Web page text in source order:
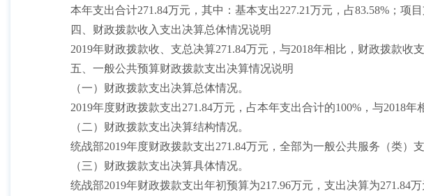
本年支出合计271.84万元，其中：基本支出227.21万元，占83.58%；项目
四、财政拨款收入支出决算总体情况说明
2019年财政拨款收、支总决算271.84万元，与2018年相比，财政拨款收
五、一般公共预算财政拨款支出决算情况说明
（一）财政拨款支出决算总体情况。
2019年度财政拨款支出271.84万元，占本年支出合计的100%，与2018
（二）财政拨款支出决算结构情况。
统战部2019年度财政拨款支出271.84万元，全部为一般公共服务（类）支
（三）财政拨款支出决算具体情况。
统战部2019年财政拨款支出年初预算为217.96万元，支出决算为271.84